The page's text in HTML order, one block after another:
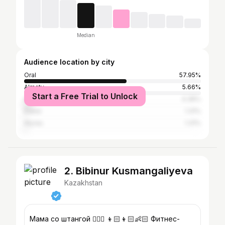
Median
Audience location by city
Oral
57.95%
Almaty
5.66%
Astana
Start a Free Trial to Unlock
2. Bibinur Kusmangaliyeva
Kazakhstan
Мама со штангой 🏋🏽‍♀️ 👦🏻👦🏻👶🏻 Фитнес-